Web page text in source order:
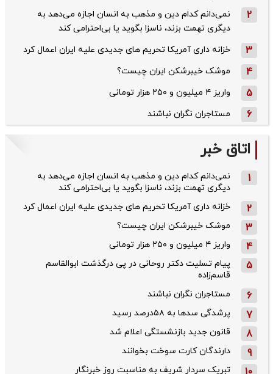
2
نمی‌دانم کدام دین و مذهب به انسان اجازه می‌دهد به
دیگری تهمت بزند، ناسزا بگوید یا بی‌احترامی کند
3 خزانه داری آمریکا تحریم های جدیدی علیه ایران اعمال کرد
4 موشک خیبرشکن ایران چیست؟
5 واریز ۴ میلیون و ۲۵۰ هزار تومانی
6 مستاجران نگران نباشند
اتاق خبر
1
نمی‌دانم کدام دین و مذهب به انسان اجازه می‌دهد به
دیگری تهمت بزند، ناسزا بگوید یا بی‌احترامی کند
2 خزانه داری آمریکا تحریم های جدیدی علیه ایران اعمال کرد
3 موشک خیبرشکن ایران چیست؟
4 واریز ۴ میلیون و ۲۵۰ هزار تومانی
5
پیام تسلیت دکتر روحانی در پی درگذشت ابوالقاسم
قاسم‌زاده
6 مستاجران نگران نباشند
7 پرشدگی سدها به ۵۸درصد رسید
8 قانون جدید بازنشستگی اعلام شد
9 دارندگان کارت سوخت بخوانند
تبریک سردار شریف به مناسبت روز خبرنگار